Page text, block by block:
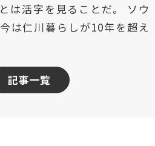
は活字を見ることだ。 ソウ
は仁川暮らしが10年を超え
記事一覧